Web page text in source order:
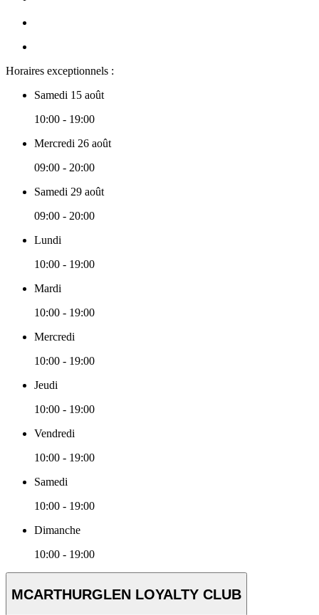
Horaires exceptionnels :
Samedi 15 août
10:00 - 19:00
Mercredi 26 août
09:00 - 20:00
Samedi 29 août
09:00 - 20:00
Lundi
10:00 - 19:00
Mardi
10:00 - 19:00
Mercredi
10:00 - 19:00
Jeudi
10:00 - 19:00
Vendredi
10:00 - 19:00
Samedi
10:00 - 19:00
Dimanche
10:00 - 19:00
MCARTHURGLEN LOYALTY CLUB